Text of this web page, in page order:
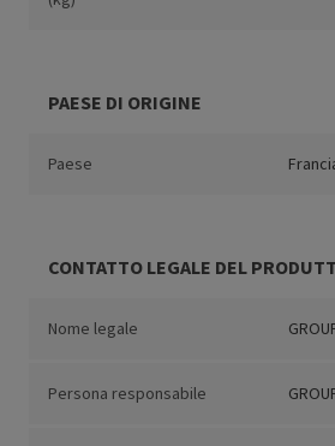
PAESE DI ORIGINE
Paese
CONTATTO LEGALE DEL
Nome legale
Persona responsabile